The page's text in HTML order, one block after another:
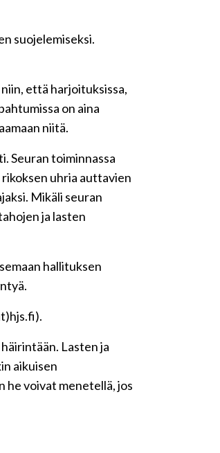
suojelemiseksi.
että harjoituksissa,
on aina
niitä.
Seuran toiminnassa
uhria auttavien
Mikäli seuran
ja lasten
hallituksen
Lasten ja
aikuisen
he voivat menetellä, jos